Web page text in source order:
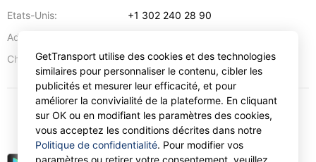
Etats-Unis:
+1 302 240 28 90
Adresse:
Chypre:
57 Spyrou Kyprianou,Larnaca 6051
EUR
GetTransport utilise des cookies et des technologies
similaires pour personnaliser le contenu, cibler les
publicités et mesurer leur efficacité, et pour
améliorer la convivialité de la plateforme. En cliquant
sur OK ou en modifiant les paramètres des cookies,
vous acceptez les conditions décrites dans notre
Politique de confidentialité. Pour modifier vos
paramètres ou retirer votre consentement, veuillez